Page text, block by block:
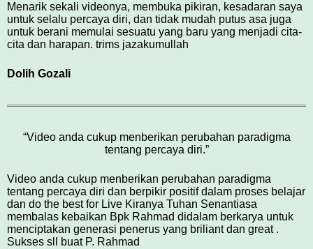
Menarik sekali videonya, membuka pikiran, kesadaran saya
untuk selalu percaya diri, dan tidak mudah putus asa juga
untuk berani memulai sesuatu yang baru yang menjadi cita-
cita dan harapan. trims jazakumullah
Dolih Gozali
“Video anda cukup menberikan perubahan paradigma
tentang percaya diri.”
Video anda cukup menberikan perubahan paradigma
tentang percaya diri dan berpikir positif dalam proses belajar
dan do the best for Live Kiranya Tuhan Senantiasa
membalas kebaikan Bpk Rahmad didalam berkarya untuk
menciptakan generasi penerus yang briliant dan great .
Sukses sll buat P. Rahmad